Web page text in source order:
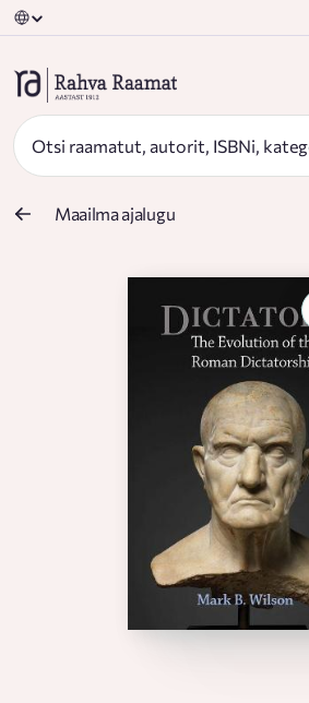
Maailma ajalugu